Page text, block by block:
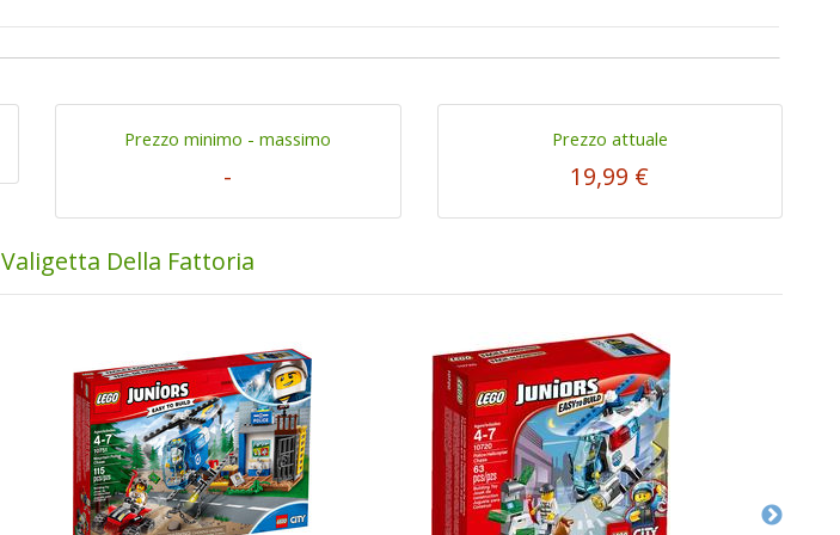
Prezzo minimo - massimo
-
Prezzo attuale
19,99 €
Della Fattoria